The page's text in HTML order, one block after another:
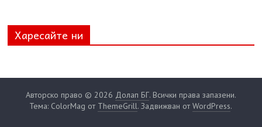
Харесайте ни
Авторско право © 2026 Долап БГ. Всички права запазени.
Тема: ColorMag от ThemeGrill. Задвижван отWordPress.